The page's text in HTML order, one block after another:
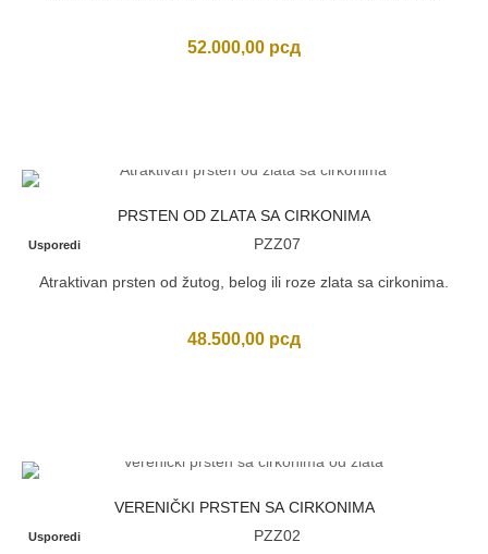
52.000,00 рсд
PRSTEN OD ZLATA SA CIRKONIMA
Usporedi PZZ07
Atraktivan prsten od žutog, belog ili roze zlata sa cirkonima.
48.500,00 рсд
VERENIČKI PRSTEN SA CIRKONIMA
Usporedi PZZ02